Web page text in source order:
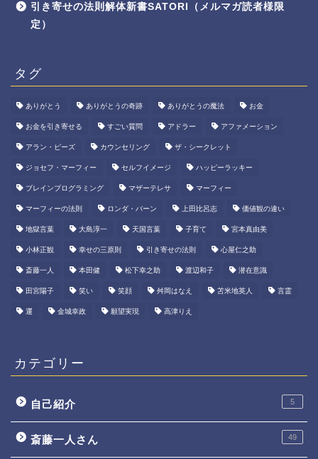
引き寄せの法則解体新書SATORI（メルマガ読者様限
定）
タグ
ありがとう ありがとうの奇跡 ありがとうの魔法 お金
お金を引き寄せる すごい質問 アドラー アファメーション
アラン・ピーズ カウンセリング ザ・シークレット
ジョセフ・マーフィー セルフイメージ ハッピーラッキー
ブレインプログラミング マザーテレサ マーフィー
マーフィーの法則 ロンダ・バーン 上田比呂志 価値観の違い
地獄言葉 大島淳一 天国言葉 子育て 宮本真由美
小林正観 幸せの三原則 引き寄せの法則 心屋仁之助
斎藤一人 本田健 松下幸之助 渡辺和子 潜在意識
田宮陽子 笑い 笑顔 舛岡はなえ 苫米地英人 言霊
運 金城幸政 願望実現 高津りえ
カテゴリー
自己紹介 5
斎藤一人さん 49